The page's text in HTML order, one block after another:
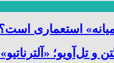
استعماری
و تل‌آویو؛